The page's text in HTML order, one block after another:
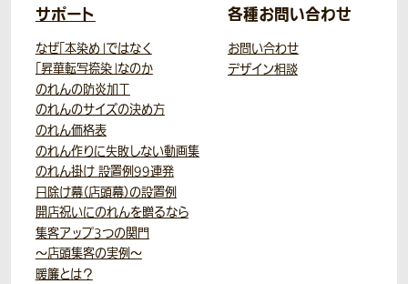
サポート
なぜ「本染め」ではなく
「昇華転写捺染」なのか
のれんの防炎加工
のれんのサイズの決め方
のれん価格表
のれん作りに失敗しない動画集
のれん掛け 設置例99連発
日除け幕（店頭幕）の設置例
開店祝いにのれんを贈るなら
集客アップ3つの関門
～店頭集客の実例～
暖簾とは？
各種お問い合わせ
お問い合わせ
デザイン相談